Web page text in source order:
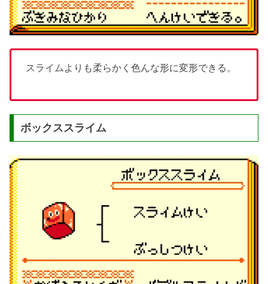
スライムよりも柔らかく色んな形に変形できる。
ボックススライム